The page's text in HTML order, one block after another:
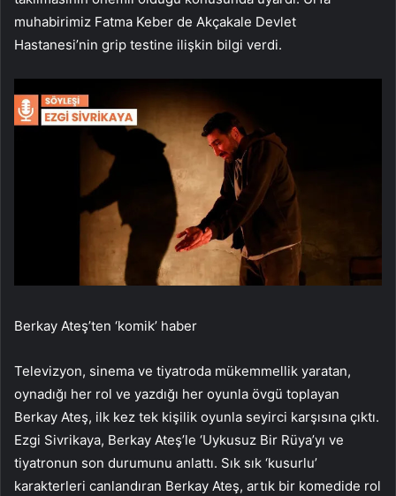
muhabirimiz Fatma Keber de Akçakale Devlet
Hastanesi’nin grip testine ilişkin bilgi verdi.
Berkay Ateş’ten ‘komik’ haber
Televizyon, sinema ve tiyatroda mükemmellik yaratan,
oynadığı her rol ve yazdığı her oyunla övgü toplayan
Berkay Ateş, ilk kez tek kişilik oyunla seyirci karşısına çıktı.
Ezgi Sivrikaya, Berkay Ateş’le ‘Uykusuz Bir Rüya’yı ve
tiyatronun son durumunu anlattı. Sık sık ‘kusurlu’
karakterleri canlandıran Berkay Ateş, artık bir komedide rol